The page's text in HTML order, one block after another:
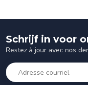
Schrijf in voor
Restez à jour avec nos